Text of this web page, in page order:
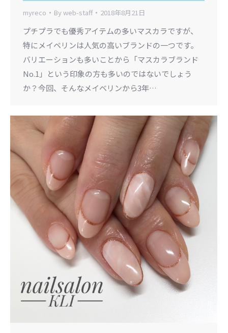
myreco Byweb-staff 2018年8月21日
プチプラでも優秀アイテムの多いマスカラですが、
特にメイベリンは人気の高いブランドの一つです。
バリエーションも多いことから「マスカラブランド
No.1」という印象の方も多いのではないでしょう
か？今回、そんなメイベリンから3年…